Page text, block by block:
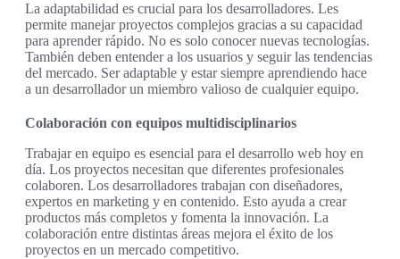
La adaptabilidad es crucial para los desarrolladores. Les
permite manejar proyectos complejos gracias a su capacidad
para aprender rápido. No es solo conocer nuevas tecnologías.
También deben entender a los usuarios y seguir las tendencias
del mercado. Ser adaptable y estar siempre aprendiendo hace
a un desarrollador un miembro valioso de cualquier equipo.
Colaboración con equipos multidisciplinarios
Trabajar en equipo es esencial para el desarrollo web hoy en
día. Los proyectos necesitan que diferentes profesionales
colaboren. Los desarrolladores trabajan con diseñadores,
expertos en marketing y en contenido. Esto ayuda a crear
productos más completos y fomenta la innovación. La
colaboración entre distintas áreas mejora el éxito de los
proyectos en un mercado competitivo.